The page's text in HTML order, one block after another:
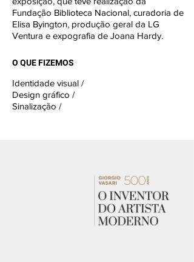
O QUE FIZEMOS
Identidade visual /
Design gráfico /
Sinalização /
Fundação Biblioteca Nacional, curadoria de
Elisa Byington, produção geral da LG
Ventura e expografia de Joana Hardy.